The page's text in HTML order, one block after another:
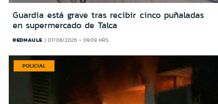
Guardia está grave tras recibir cinco puñaladas
en supermercado de Talca
REDMAULE 07/08/2026 - 09:09 HRS
POLICIAL